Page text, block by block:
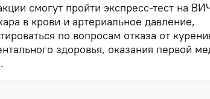
смогут пройти экспресс-тест на
в крови и артериальное давление,
по вопросам отказа от
здоровья, оказания первой